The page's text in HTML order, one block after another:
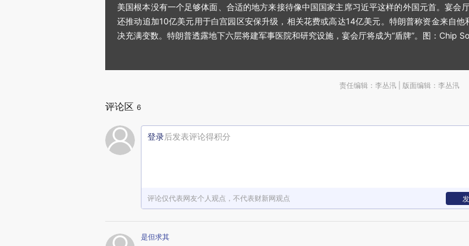
美国根本没有一个足够体面、合适的地方来接待像中国国家主席习近平这样的外国元首。宴会
还推动追加10亿美元用于白宫园区安保升级，相关花费或高达14亿美元。特朗普称资金来自
决充满变数。特朗普透露地下六层将建军事医院和研究设施，宴会厅将成为“盾牌”。图：Chip
责任编辑：李丛汛 | 版面编辑：李丛汛
评论区 6
登录后发表评论得积分
评论仅代表网友个人观点，不代表财新网观点
是但求其